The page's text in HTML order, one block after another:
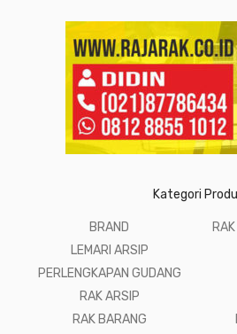
Kategori
BRAND
LEMARI ARSIP
PERLENGKAPAN GUDANG
RAK ARSIP
RAK BARANG